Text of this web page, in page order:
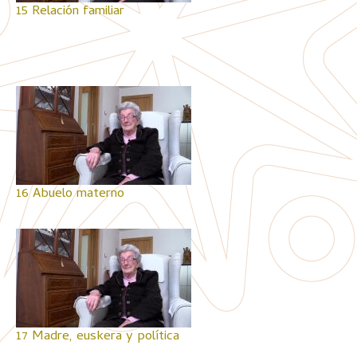
15 Relación familiar
16 Abuelo materno
17 Madre, euskera y política